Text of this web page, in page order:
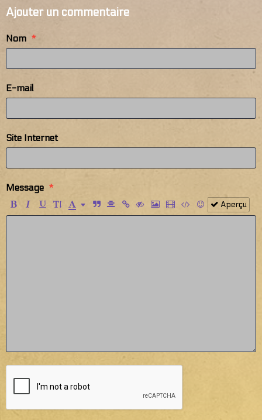
Ajouter un commentaire
Nom
E-mail
Site Internet
Message
Aperçu